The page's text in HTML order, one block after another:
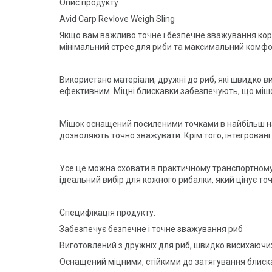
Опис продукту
Avid Carp Revlove Weigh Sling
Якщо вам важливо точне і безпечне зважування
мінімальний стрес для риби та максимальний
Використано матеріали, дружні до риб, які швидко
ефективним. Міцні блискавки забезпечують, що
Мішок оснащений посиленими точками в найбільш
дозволяють точно зважувати. Крім того,
Усе це можна сховати в практичному
ідеальний вибір для кожного рибалки, який цінує
Специфікація продукту:
Забезпечує безпечне і точне зважування риб
Виготовлений з дружніх для риб, швидко
Оснащений міцними, стійкими до затягування